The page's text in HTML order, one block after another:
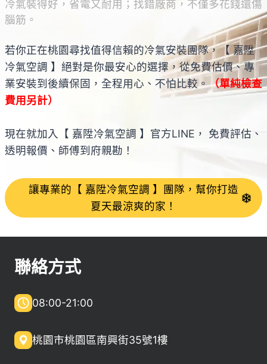
冷氣裝得好，省電又耐用；找錯廠商，不僅多花錢還傷
腦筋。
若你正在桃園尋找值得信賴的冷氣安裝團隊，【 嘉陞
冷氣空調 】絕對是你最安心的選擇，從免費估價、專
業安裝到後續保固，全程用心、不怕比較。（單純檢查
費用另計）
現在就加入【 嘉陞冷氣空調 】官方LINE， 免費評估、
透明報價、師傅到府親勘！
讓專業的【 嘉陞冷氣空調 】團隊，幫你打造
夏天最涼爽的家！
聯絡方式
08:00-21:00
桃園市桃園區南興街35號1樓